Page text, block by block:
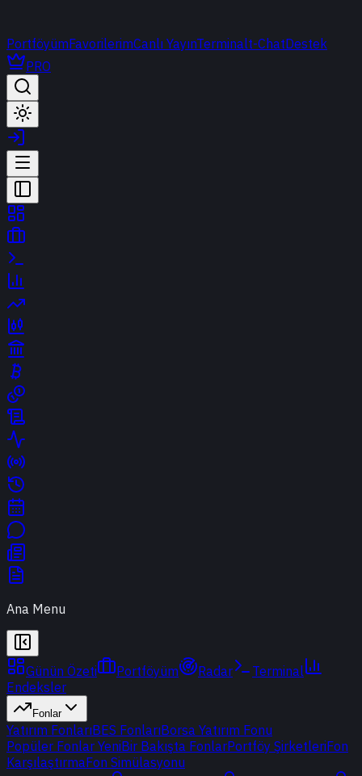
PortföyümFavorilerimCanlı YayınTerminalt-ChatDestek
PRO
Ana Menu
Günün Özeti Portföyüm Radar
Terminal
Endeksler
Fonlar
Yatırım FonlarıBES FonlarıBorsa Yatırım Fonu
Popüler Fonlar YeniBir Bakışta FonlarPortföy ŞirketleriFon
KarşılaştırmaFon Simülasyonu